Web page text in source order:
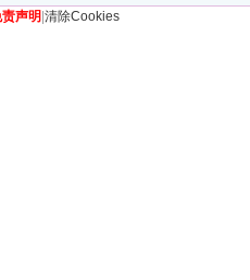
声明 |清除Cookies